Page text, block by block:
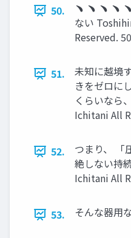
50.
﹅ ﹅ ﹅ ﹅
ない
Reserved. 50
51.
未知に越境
きをゼロに
くらいなら
Ichitani All
52.
つまり、 「
絶しない持
Ichitani All
53. そんな器⽤